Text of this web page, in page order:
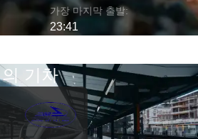
가장 마지막 출발:
23:41
기차